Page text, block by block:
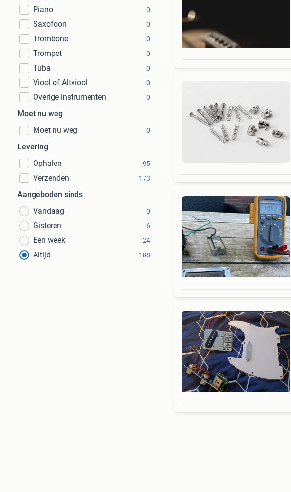
Piano 0
Saxofoon 0
Trombone 0
Trompet 0
Tuba 0
Viool of Altviool 0
Overige instrumenten 0
Moet nu weg
Moet nu weg
0
Levering
Ophalen
95
Verzenden 173
Aangeboden sinds
Vandaag
0
Gisteren 6
Een week 24
Altijd 188